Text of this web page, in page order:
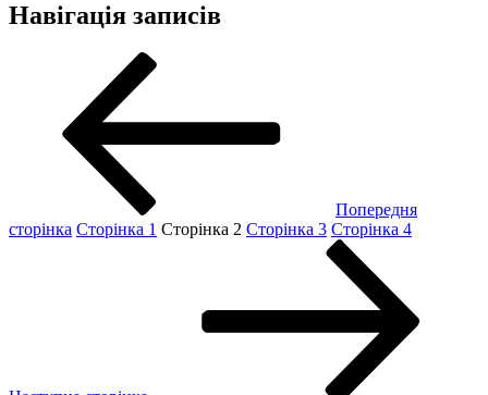
Навігація записів
Попередня
сторінка Сторінка 1 Сторінка 2 Сторінка 3 Сторінка 4